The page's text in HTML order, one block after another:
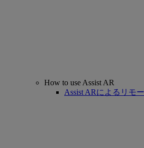
How to use Assist AR
Assist ARによるリモ